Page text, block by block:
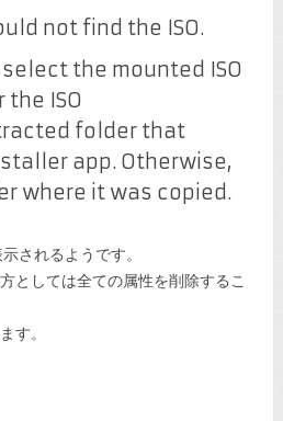
not find the ISO.
the mounted ISO
ISO
folder that
app. Otherwise,
where it was copied.
されるようです。
としては全ての属性を削除するこ
す。